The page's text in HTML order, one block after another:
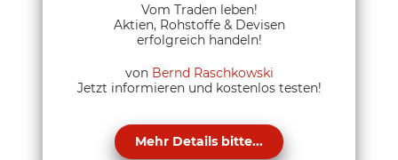
Vom Traden leben!
Aktien, Rohstoffe & Devisen
erfolgreich handeln!
von Bernd Raschkowski
Jetzt informieren und kostenlos testen!
Mehr Details bitte...